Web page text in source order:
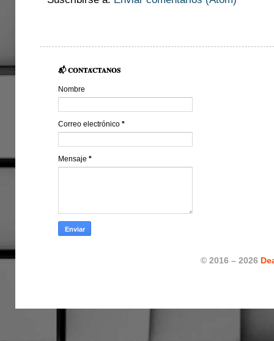
📬 𝐂𝐎𝐍𝐓𝐀́𝐂𝐓𝐀𝐍𝐎𝐒
Nombre
Correo electrónico *
Mensaje *
© 2016 – 2026